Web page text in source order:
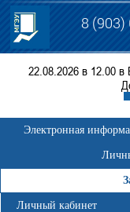
8
22.08.2026 в 12.00 в
Электронная
Личный кабинет